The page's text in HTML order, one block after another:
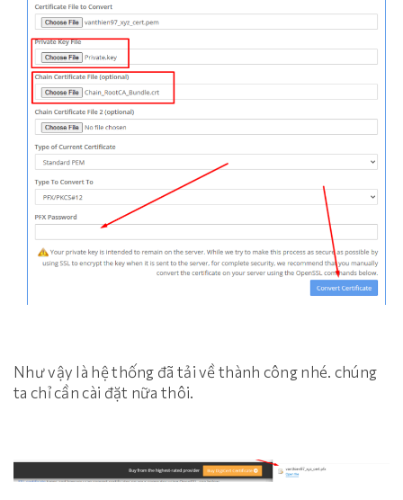
Như vậy là hệ thống đã tải về thành công nhé. chúng
ta chỉ cần cài đặt nữa thôi.